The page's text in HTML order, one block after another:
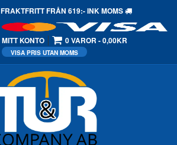
FRAKTFRITTFRÅN 619:- INK MOMS
MITT KONTO 0 VAROR 0,00KR